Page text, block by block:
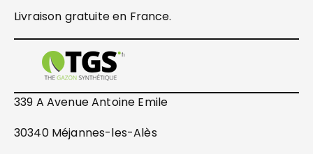
Livraison gratuite en France.
339 A Avenue Antoine Emile
30340 Méjannes-les-Alès